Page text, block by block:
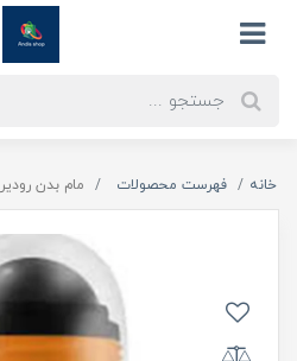
خانه فهرست محصولات مام بدن رودیر